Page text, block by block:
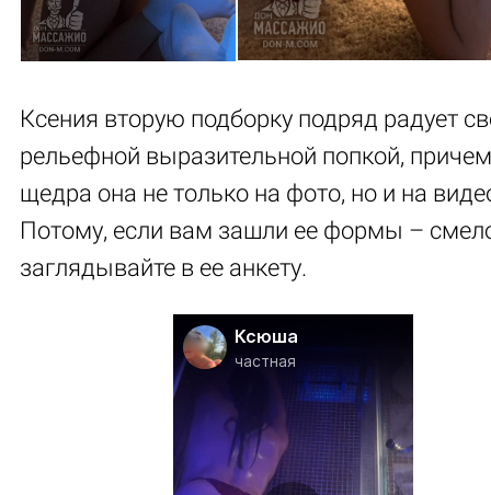
Ксения вторую подборку подряд радует
рельефной выразительной попкой, причем
щедра она не только на фото, но и на
Потому, если вам зашли ее формы –
заглядывайте в ее анкету.
Ксюша
частная